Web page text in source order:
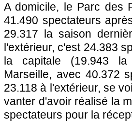
A domicile, le Parc des
41.490 spectateurs
29.317 la saison
l'extérieur, c'est 24.383
la capitale (19.943
Marseille, avec 40.372
23.118 à l'extérieur, se
vanter d'avoir réalisé la
spectateurs pour la